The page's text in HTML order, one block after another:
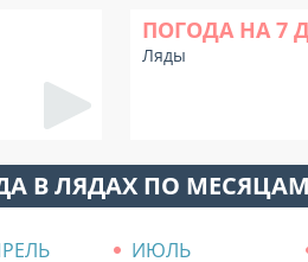
ПОГОДА НА 7
Ляды
В ЛЯДАХ ПО МЕСЯЦАМ
ИЮЛЬ